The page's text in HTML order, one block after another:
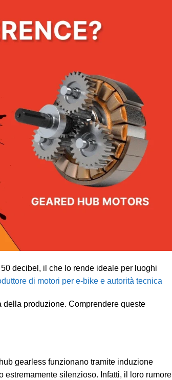
decibel, il che lo rende ideale per luoghi
di motori per e-bike e autorità tecnica
della produzione. Comprendere queste
gearless funzionano tramite induzione
silenzioso. Infatti, il loro rumore